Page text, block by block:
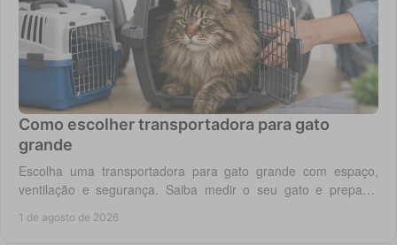
Como escolher transportadora para gato
grande
Escolha uma transportadora para gato grande com espaço,
ventilação e segurança. Saiba medir o seu gato e preparar
1 de agosto de 2026